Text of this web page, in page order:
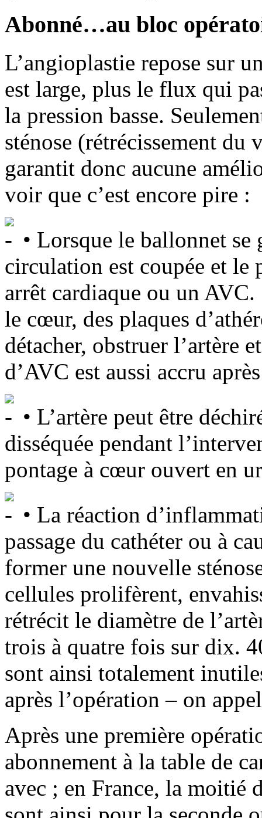
Abonné…au bloc
L’angioplastie repose sur
est large, plus le flux qui
la pression basse.
sténose (rétrécissement du
garantit donc aucune
voir que c’est encore pire :
• Lorsque le ballonnet se
circulation est coupée et le
arrêt cardiaque ou un AVC.
le cœur, des plaques
détacher, obstruer l’artère
d’AVC est aussi accru
• L’artère peut être
disséquée pendant
pontage à cœur ouvert en
• La réaction
passage du cathéter ou à
former une nouvelle
cellules prolifèrent,
rétrécit le diamètre de
trois à quatre fois sur dix.
sont ainsi totalement
après l’opération – on
Après une première
abonnement à la table de
avec ; en France, la moitié